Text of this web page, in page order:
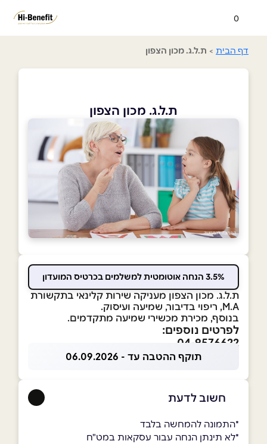
0
דף הבית > ת.ל.ג. מכון הצפון
ת.ל.ג. מכון הצפון
3.5% הנחה אוטומטית למשלמים בכרטיס המועדון
ת.ל.ג. מכון הצפון מעניקה שירות קלינאי בתקשורת
M.A, ריפוי בדיבור, שמיעה ועיסוק.
בנוסף, מכירת מכשירי שמיעה מתקדמים.
לפרטים נוספים:
04-9576622
תוקף ההטבה עד - 06.09.2026
חשוב לדעת
*התמונה להמחשה בלבד
*לא תינתן הנחה עבור עסקאות במט"ח